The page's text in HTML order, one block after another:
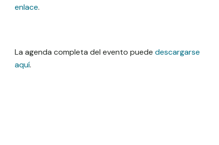
enlace.
La agenda completa del evento puede descargarse
aquí.